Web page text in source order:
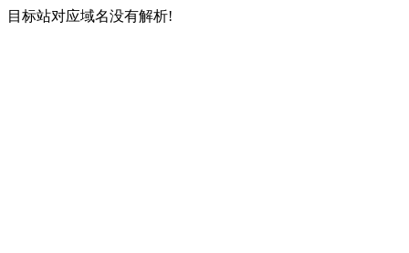
目标站对应域名没有解析!